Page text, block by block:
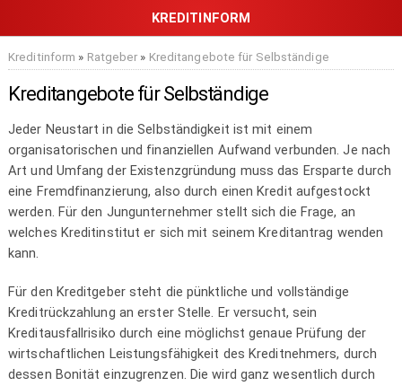
Kreditinform » Ratgeber » Kreditangebote für Selbständige
Kreditangebote für Selbständige
Jeder Neustart in die Selbständigkeit ist mit einem
organisatorischen und finanziellen Aufwand verbunden. Je nach
Art und Umfang der Existenzgründung muss das Ersparte durch
eine Fremdfinanzierung, also durch einen Kredit aufgestockt
werden. Für den Jungunternehmer stellt sich die Frage, an
welches Kreditinstitut er sich mit seinem Kreditantrag wenden
kann.
Für den Kreditgeber steht die pünktliche und vollständige
Kreditrückzahlung an erster Stelle. Er versucht, sein
Kreditausfallrisiko durch eine möglichst genaue Prüfung der
wirtschaftlichen Leistungsfähigkeit des Kreditnehmers, durch
dessen Bonität einzugrenzen. Die wird ganz wesentlich durch